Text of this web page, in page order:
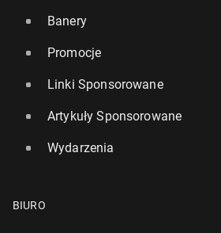
Banery
Promocje
Linki Sponsorowane
Artykuły Sponsorowane
Wydarzenia
BIURO